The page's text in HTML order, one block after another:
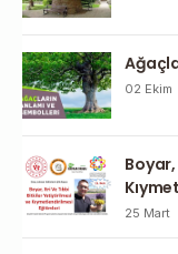
02 Ekim
25 Mart